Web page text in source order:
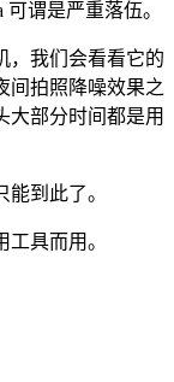
可谓是严重落伍。
，我们会看看它的
间拍照降噪效果之
大部分时间都是用
到此了。
具而用。